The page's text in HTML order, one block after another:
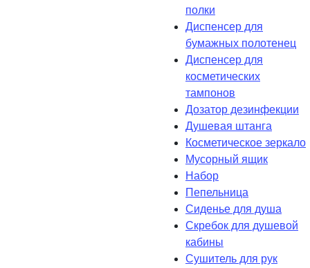
полки
Диспенсер для
бумажных полотенец
Диспенсер для
косметических
тампонов
Дозатор дезинфекции
Душевая штанга
Косметическое зеркало
Мусорный ящик
Набор
Пепельница
Сиденье для душа
Скребок для душевой
кабины
Сушитель для рук